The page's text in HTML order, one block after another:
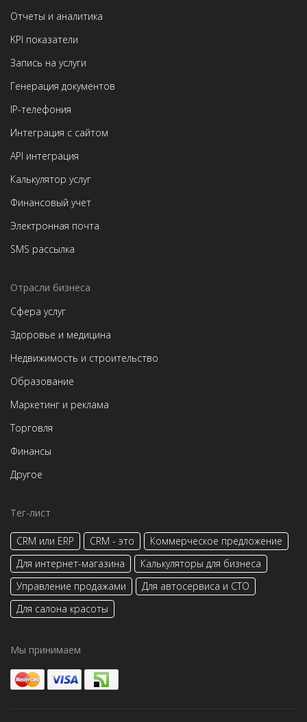
Отчеты и аналитика
KPI показатели
Запись на услуги
Генерация документов
IP-телефония
Интеграция с сайтом
API интеграция
Калькулятор услуг
Финансовый учет
Электронная почта
SMS рассылка
Отрасли бизнеса
Сфера услуг
Здоровье и медицина
Недвижимость и строительство
Образование
Маркетинг и реклама
Торговля
Финансы
Другое
Тег-лист
CRM или ERP CRM - это
Коммерческое предложение
Для интернет-магазина
Калькуляторы для бизнеса
Управление продажами
Для автосервиса и СТО
Для салона красоты
Мы принимаем